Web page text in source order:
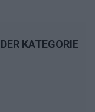
KATEGORIE